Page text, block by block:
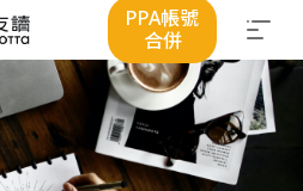
PPA帳號
合併